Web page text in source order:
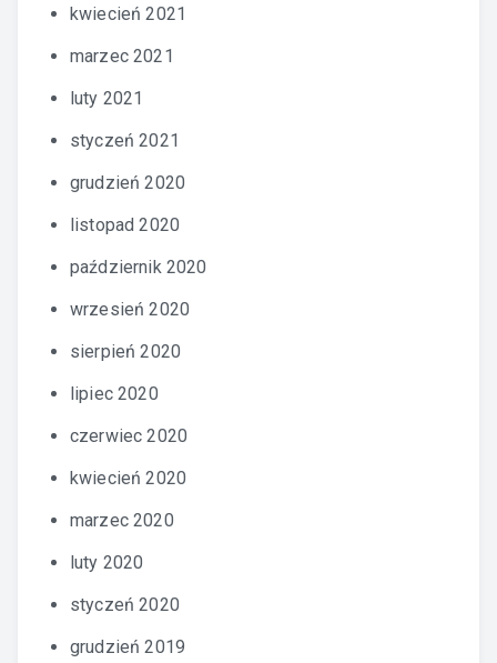
kwiecień 2021
marzec 2021
luty 2021
styczeń 2021
grudzień 2020
listopad 2020
październik 2020
wrzesień 2020
sierpień 2020
lipiec 2020
czerwiec 2020
kwiecień 2020
marzec 2020
luty 2020
styczeń 2020
grudzień 2019